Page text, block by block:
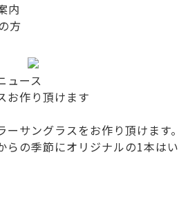
内
方
ュース
お作り頂けます
サングラスをお作り頂けます。
らの季節にオリジナルの1本はい